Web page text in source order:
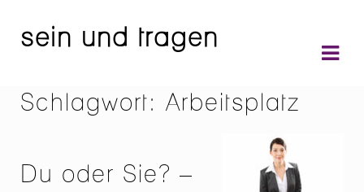
Skip
to
Skip
to
sein und tragen
Schlagwort: Arbeitsplatz
Du oder Sie? –